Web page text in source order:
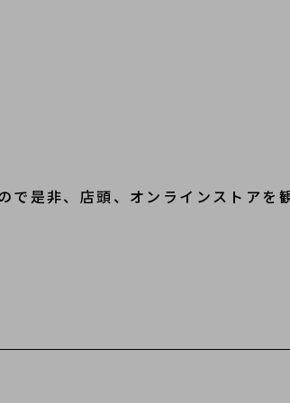
是非、店頭、オンラインストアを